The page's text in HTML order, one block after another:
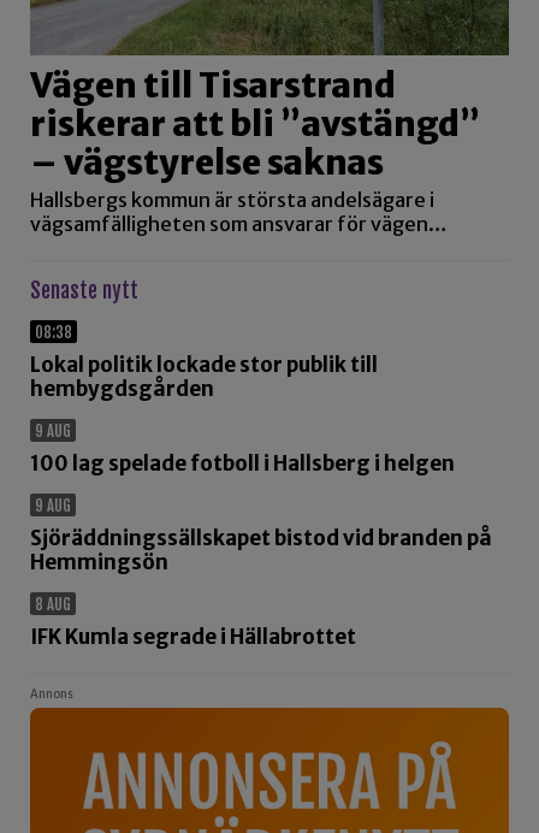
Vägen till Tisarstrand
riskerar att bli ”avstängd”
– vägstyrelse saknas
Hallsbergs kommun är största andelsägare i
vägsamfälligheten som ansvarar för vägen…
Senaste nytt
08:38
Lokal politik lockade stor publik till
hembygdsgården
9 AUG
100 lag spelade fotboll i Hallsberg i helgen
9 AUG
Sjöräddningssällskapet bistod vid branden på
Hemmingsön
8 AUG
IFK Kumla segrade i Hällabrottet
Annons